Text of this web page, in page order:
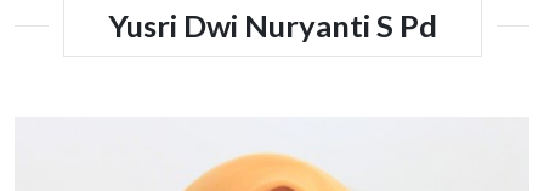
Yusri Dwi Nuryanti S Pd